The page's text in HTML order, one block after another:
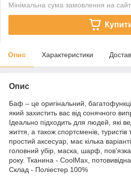
Мінімальна сума замовлення на
Опис Характеристики
Опис
Баф – це оригінальний,
який захистить вас від сонячного
Ідеально підходить для людей, які
життя, а також спортсменів, туристів
простий аксесуар, має кілька
головний убір, маска, шарф,
року. Тканина - CoolMax,
Склад - Поліестер 100%